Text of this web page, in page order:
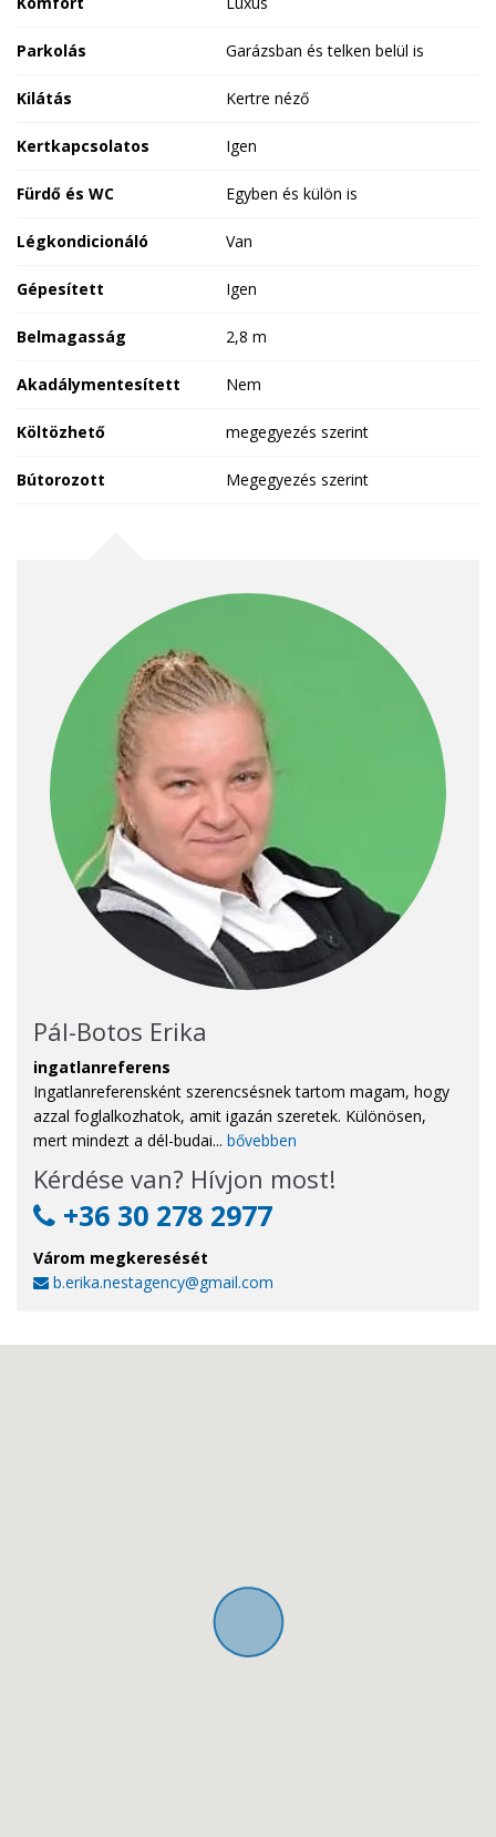
Parkolás Garázsban és telken belül is
Kilátás Kertre néző
Kertkapcsolatos Igen
Fürdő és WC Egyben és külön is
Légkondicionáló Van
Gépesített Igen
Belmagasság 2,8 m
Akadálymentesített Nem
Költözhető megegyezés szerint
Bútorozott Megegyezés szerint
Pál-Botos Erika
ingatlanreferens
Ingatlanreferensként szerencsésnek tartom magam, hogy
azzal foglalkozhatok, amit igazán szeretek. Különösen,
mert mindezt a dél-budai... bővebben
Kérdése van? Hívjon most!
+36 30 278 2977
Várom megkeresését
b.erika.nestagency@gmail.com